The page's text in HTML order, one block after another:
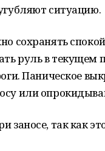
ситуацию.
сохранять
руль в текущем
Паническое
или
заносе, так как